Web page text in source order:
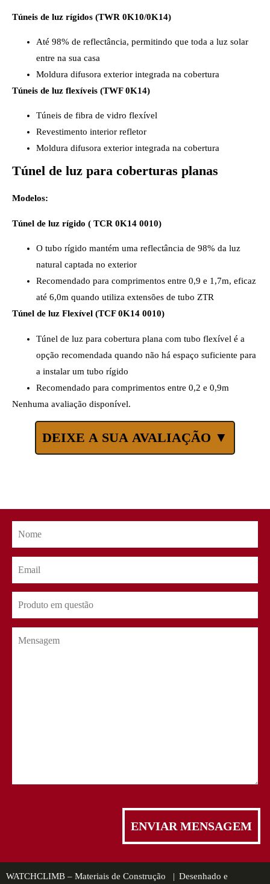
Túneis de luz rígidos (TWR 0K10/0K14)
Até 98% de reflectância, permitindo que toda a luz solar
entre na sua casa
Moldura difusora exterior integrada na cobertura
Túneis de luz flexíveis (TWF 0K14)
Túneis de fibra de vidro flexível
Revestimento interior refletor
Moldura difusora exterior integrada na cobertura
Túnel de luz para coberturas planas
Modelos:
Túnel de luz rígido ( TCR 0K14 0010)
O tubo rígido mantém uma reflectância de 98% da luz
natural captada no exterior
Recomendado para comprimentos entre 0,9 e 1,7m, eficaz
até 6,0m quando utiliza extensões de tubo ZTR
Túnel de luz Flexível (TCF 0K14 0010)
Túnel de luz para cobertura plana com tubo flexível é a
opção recomendada quando não há espaço suficiente para
a instalar um tubo rígido
Recomendado para comprimentos entre 0,2 e 0,9m
Nenhuma avaliação disponível.
DEIXE A SUA AVALIAÇÃO ▼
WATCHCLIMB – Materiais de Construção | Desenhado e